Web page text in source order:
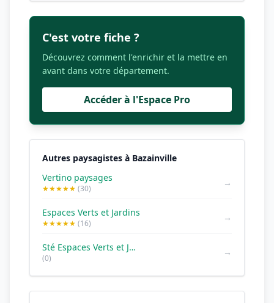
C'est votre fiche ?
Découvrez comment l'enrichir et la mettre en
avant dans votre département.
Accéder à l'Espace Pro
Autres paysagistes à Bazainville
Vertino paysages
★★★★★ (30)
→
Espaces Verts et Jardins
★★★★★ (16)
→
Sté Espaces Verts et Jardins
(0)
→